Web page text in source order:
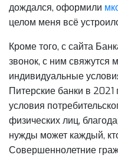
дождался, оформили
целом меня всё
Кроме того, с сайта
звонок, с ним
индивидуальные
Питерские банки в
условия
физических лиц,
нужды может каждый,
Совершеннолетние